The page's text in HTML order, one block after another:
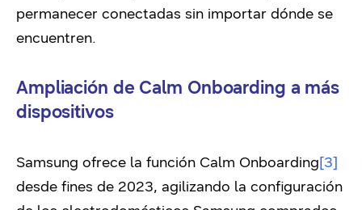
permanecer conectadas sin importar dónde se
encuentren.
Ampliación de Calm Onboarding a más
dispositivos
Samsung ofrece la función Calm Onboarding[3]
desde fines de 2023, agilizando la configuración